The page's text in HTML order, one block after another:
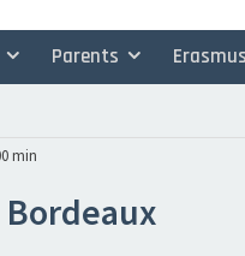
Parents Erasmus
min